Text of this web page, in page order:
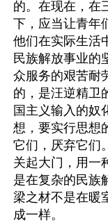
的。在现在，在
下，应当让青年
他们在实际生活
民族解放事业的
众服务的艰苦耐
的，是汪逆精卫
国主义输入的奴
想，要实行思想
它们，厌弃它们
关起大门，用一
是在复杂的民族
梁之材不是在暖
成一样。